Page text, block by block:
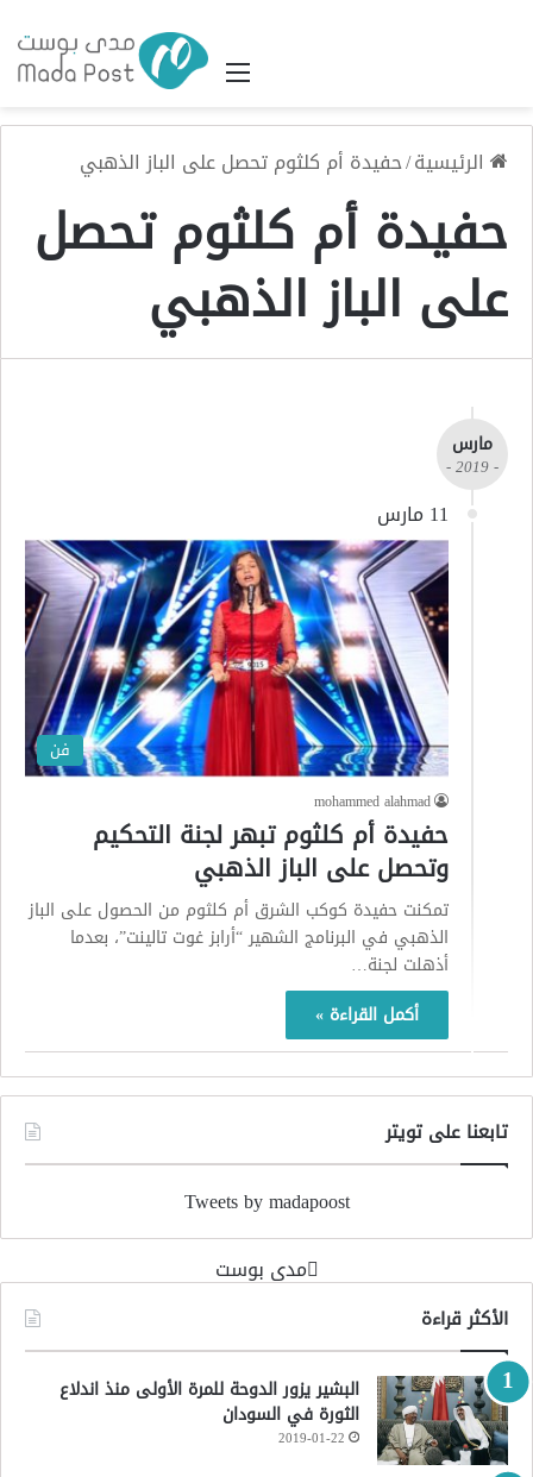
القائمة
الرئيسية/حفيدة أم كلثوم تحصل على الباز الذهبي
حفيدة أم كلثوم تحصل
على الباز الذهبي
مارس
- 2019 -
11 مارس
فن
mohammed alahmad
حفيدة أم كلثوم تبهر لجنة التحكيم
وتحصل على الباز الذهبي
تمكنت حفيدة كوكب الشرق أم كلثوم من الحصول على الباز
الذهبي في البرنامج الشهير “أرابز غوت تالينت”، بعدما
أذهلت لجنة…
أكمل القراءة »
تابعنا على تويتر
Tweets by madapoost
‏مدى بوست‏
الأكثر قراءة
البشير يزور الدوحة للمرة الأولى منذ اندلاع
الثورة في السودان
2019-01-22